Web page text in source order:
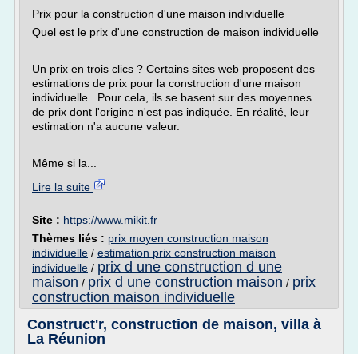
Prix pour la construction d'une maison individuelle
Quel est le prix d'une construction de maison individuelle
Un prix en trois clics ? Certains sites web proposent des
estimations de prix pour la construction d'une maison
individuelle . Pour cela, ils se basent sur des moyennes
de prix dont l'origine n'est pas indiquée. En réalité, leur
estimation n'a aucune valeur.
Même si la...
Lire la suite
Site : https://www.mikit.fr
Thèmes liés : prix moyen construction maison
individuelle / estimation prix construction maison
individuelle / prix d une construction d une
maison / prix d une construction maison / prix
construction maison individuelle
Construct'r, construction de maison, villa à
La Réunion